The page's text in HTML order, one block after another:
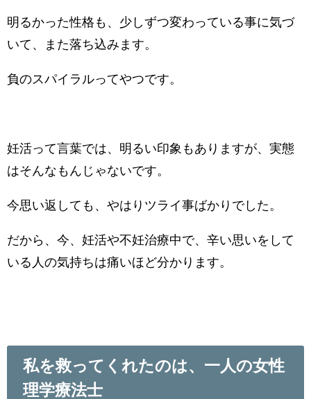
明るかった性格も、少しずつ変わっている事に気づ
いて、また落ち込みます。
負のスパイラルってやつです。
妊活って言葉では、明るい印象もありますが、実態
はそんなもんじゃないです。
今思い返しても、やはりツライ事ばかりでした。
だから、今、妊活や不妊治療中で、辛い思いをして
いる人の気持ちは痛いほど分かります。
私を救ってくれたのは、一人の女性
理学療法士